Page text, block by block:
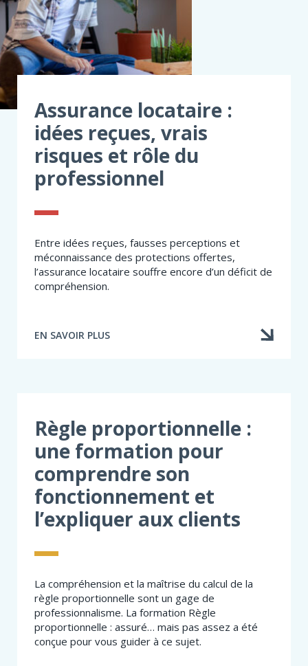
Assurance locataire :
idées reçues, vrais
risques et rôle du
professionnel
Entre idées reçues, fausses perceptions et
méconnaissance des protections offertes,
l’assurance locataire souffre encore d’un déficit de
compréhension.
EN SAVOIR PLUS
À
IDÉES
REÇUES,
VRAIS
RISQUES
ET
RÔLE
DU
PROFESSIONNEL
Règle proportionnelle :
une formation pour
comprendre son
fonctionnement et
l’expliquer aux clients
La compréhension et la maîtrise du calcul de la
règle proportionnelle sont un gage de
professionnalisme. La formation Règle
proportionnelle : assuré… mais pas assez a été
conçue pour vous guider à ce sujet.